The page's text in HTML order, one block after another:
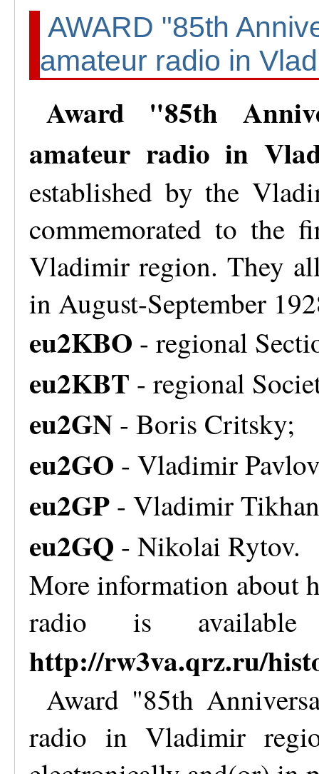
AWARD "85th
amateur radio in
Award "85th
amateur radio in
established by the
commemorated to the
Vladimir region. They
in August-September
eu2KBO - regional
eu2KBT - regional
eu2GN - Boris Critsky;
eu2GO - Vladimir
eu2GP - Vladimir
eu2GQ - Nikolai Rytov.
More information about
radio is
http://rw3va.qrz.ru/
Award "85th
radio in Vladimir